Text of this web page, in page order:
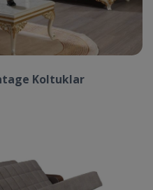
Koltuklar